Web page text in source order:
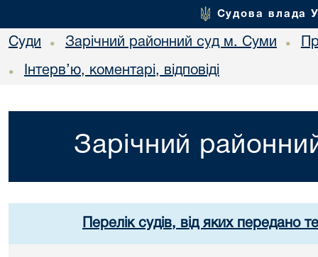
Судова влада
Суди • Зарічний районний суд м. Суми •
• Інтерв’ю, коментарі, відповіді
Зарічний
Перелік судів, від яких передано